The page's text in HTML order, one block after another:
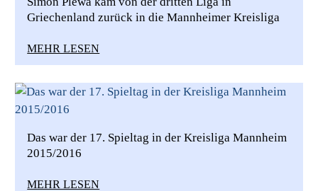
Griechenland zurück in die Mannheimer Kreisliga
MEHR LESEN
Das war der 17. Spieltag in der Kreisliga Mannheim
2015/2016
MEHR LESEN